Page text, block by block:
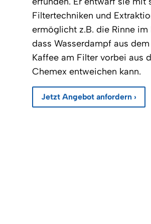
Filtertechniken und
ermöglicht z.B. die Rinne im
dass Wasserdampf aus
Kaffee am Filter vorbei aus
Chemex entweichen kann.
Jetzt Angebot anfordern ›